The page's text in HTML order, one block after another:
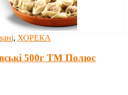
, ХОРЕКА
500г ТМ Полюс